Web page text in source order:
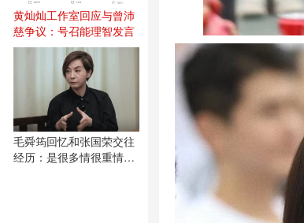
黄灿灿工作室回应与曾沛
慈争议：号召能理智发言
毛舜筠回忆和张国荣交往
经历：是很多情很重情的